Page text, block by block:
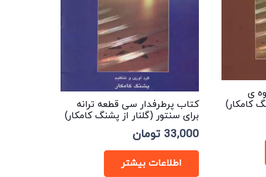
ی
کامکار)
کتاب پرطرفدار سی قطعه ترانه
برای سنتور (گلنار از پشنگ کامکار)
33,000 تومان
اطلاعات بیشتر